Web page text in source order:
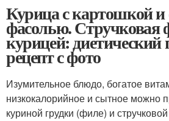
Курица с картошкой и
фасолью. Стручковая
курицей:
рецепт с фото
Изумительное блюдо, богатое
низкокалорийное и сытное можно
куриной грудки (филе) и